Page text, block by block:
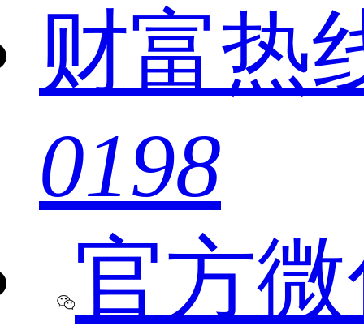
财富热
0198
官方